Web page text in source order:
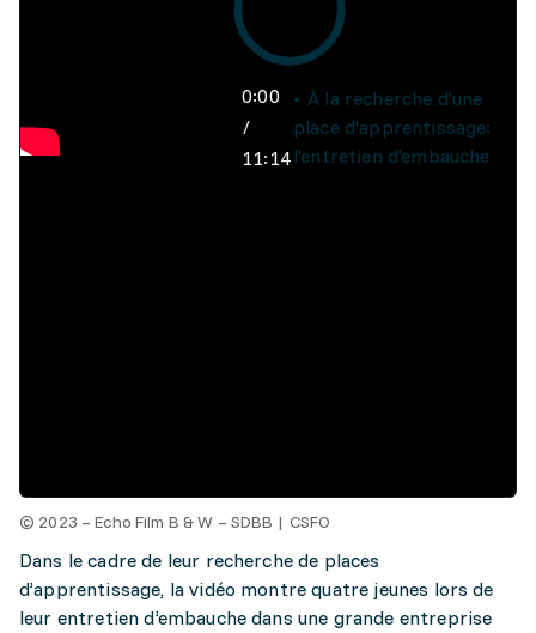
0:00
/
11:14
À la recherche d'une
place d'apprentissage:
l'entretien d'embauche
© 2023 – Echo Film B & W – SDBB | CSFO
Dans le cadre de leur recherche de places
d’apprentissage, la vidéo montre quatre jeunes lors de
leur entretien d’embauche dans une grande entreprise